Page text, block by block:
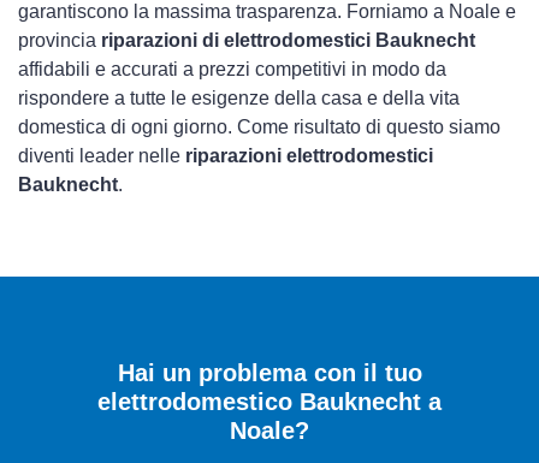
garantiscono la massima trasparenza. Forniamo a Noale e
provincia riparazioni di elettrodomestici Bauknecht
affidabili e accurati a prezzi competitivi in modo da
rispondere a tutte le esigenze della casa e della vita
domestica di ogni giorno. Come risultato di questo siamo
diventi leader nelle riparazioni elettrodomestici
Bauknecht.
Hai un problema con il tuo
elettrodomestico Bauknecht a
Noale?